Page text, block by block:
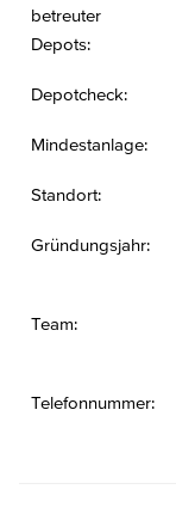
betreuter
Depots:
Depotcheck:
Mindestanlage:
Standort:
Gründungsjahr:
Team:
Telefonnummer: